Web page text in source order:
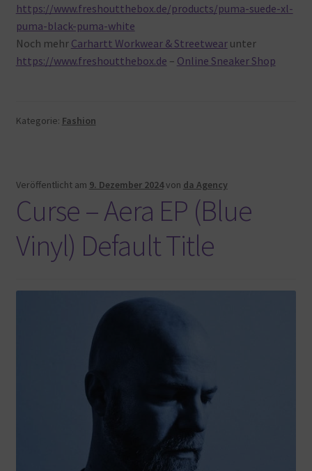
https://www.freshoutthebox.de/products/puma-suede-xl-
puma-black-puma-white
Noch mehr Carhartt Workwear & Streetwearunter
https://www.freshoutthebox.de – Online Sneaker Shop
Kategorie: Fashion
Veröffentlicht am 9. Dezember 2024von da Agency
Curse – Aera EP (Blue
Vinyl) Default Title